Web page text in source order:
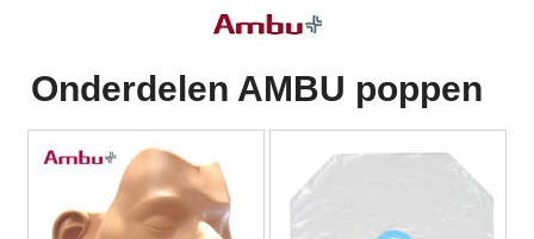
Onderdelen AMBU poppen